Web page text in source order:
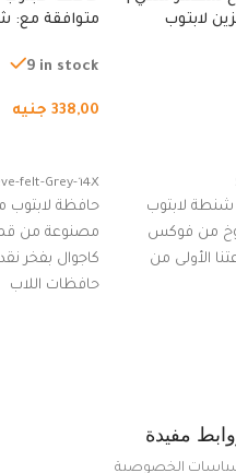
لابتوب
لابتوب
من فوكس
الأولى من
متوافقة مع:
من الجوخ
9 in stock
338,00 جنيه
felt-Grey-14X
حافظة لابتوب
مصنوعة من
كاجوال بفخر
حافظات اللاب
مفيدة
الخصوصية